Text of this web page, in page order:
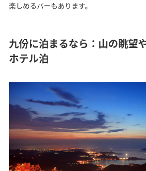
楽しめるバーもあります。
九份に泊まるなら：山の眺望
ホテル泊